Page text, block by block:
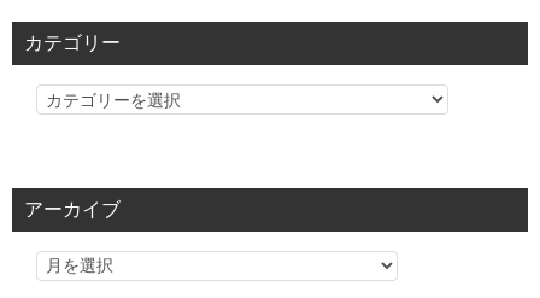
カテゴリー
カ
リ
アーカイブ